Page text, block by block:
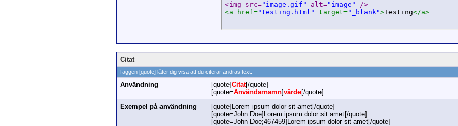
<img src="image.gif" alt="image"
/>
<a href="testing.html" target="_blank">Testing</a>
Citat
Taggen [quote] låter dig visa att du citerar andras text.
Användning [quote]Citat[/quote]
[quote=Användarnamn]värde[/quote]
Exempel på användning
[quote]Lorem ipsum dolor sit amet[/quote]
[quote=John Doe]Lorem ipsum dolor sit amet[/quote]
[quote=John Doe;467459]Lorem ipsum dolor sit amet[/quote]